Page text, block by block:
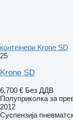
контејнери Krone SD
25
Krone SD
6.700 € Без ДДВ
Полуприколка за
2012
Суспензија